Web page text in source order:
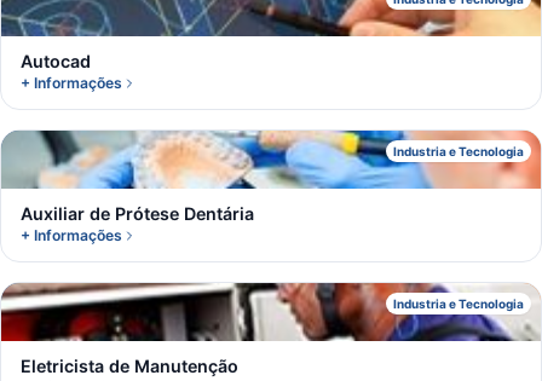
Autocad
+ Informações
Industria e Tecnologia
A
Auxiliar de Prótese Dentária
+ Informações
Industria e Tecnologia
E
Eletricista de Manutenção